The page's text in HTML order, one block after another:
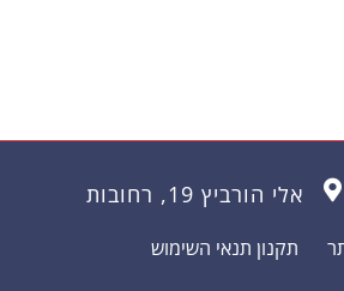
אלי הורביץ 19, רחובות
תקנון תנאי השימוש